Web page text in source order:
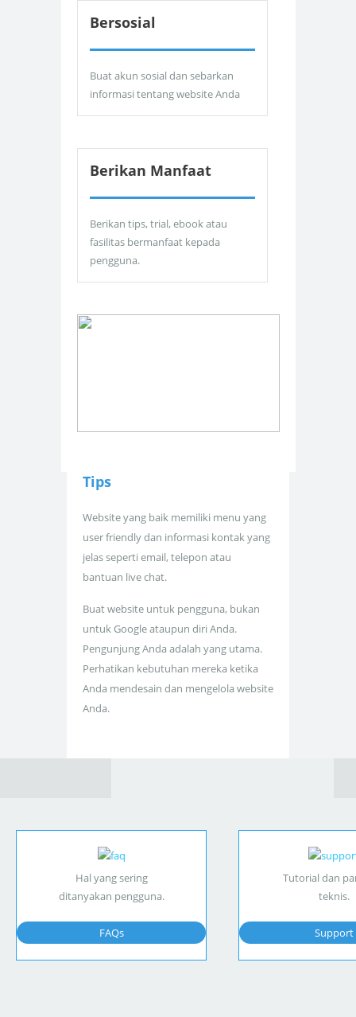
Bersosial
Buat akun sosial dan sebarkan
informasi tentang website Anda
Berikan Manfaat
Berikan tips, trial, ebook atau
fasilitas bermanfaat kepada
pengguna.
Tips
Website yang baik memiliki menu yang
user friendly dan informasi kontak yang
jelas seperti email, telepon atau
bantuan live chat.
Buat website untuk pengguna, bukan
untuk Google ataupun diri Anda.
Pengunjung Anda adalah yang utama.
Perhatikan kebutuhan mereka ketika
Anda mendesain dan mengelola website
Anda.
Hal yang sering
ditanyakan pengguna.
FAQs
Tutorial dan
teknis.
Support